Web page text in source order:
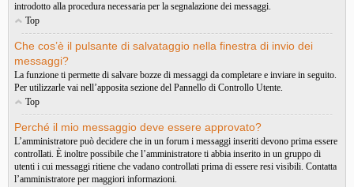
introdotto alla procedura necessaria per la segnalazione dei messaggi.
Top
Che cos’è il pulsante di salvataggio nella finestra di invio dei
messaggi?
La funzione ti permette di salvare bozze di messaggi da completare e inviare in seguito.
Per utilizzarle vai nell’apposita sezione del Pannello di Controllo Utente.
Top
Perché il mio messaggio deve essere approvato?
L’amministratore può decidere che in un forum i messaggi inseriti devono prima essere
controllati. È inoltre possibile che l’amministratore ti abbia inserito in un gruppo di
utenti i cui messaggi ritiene che vadano controllati prima di essere resi visibili. Contatta
l’amministratore per maggiori informazioni.